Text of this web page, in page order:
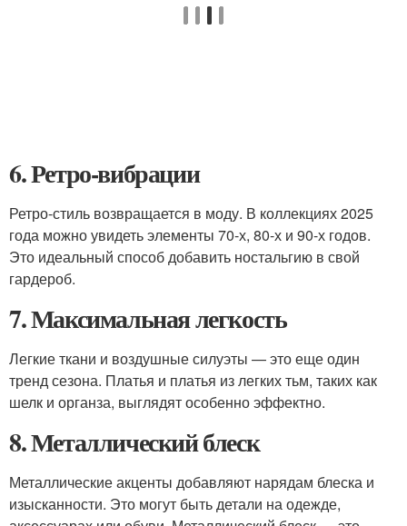
6. Ретро-вибрации
Ретро-стиль возвращается в моду. В коллекциях 2025
года можно увидеть элементы 70-х, 80-х и 90-х годов.
Это идеальный способ добавить ностальгию в свой
гардероб.
7. Максимальная легкость
Легкие ткани и воздушные силуэты — это еще один
тренд сезона. Платья и платья из легких тьм, таких как
шелк и органза, выглядят особенно эффектно.
8. Металлический блеск
Металлические акценты добавляют нарядам блеска и
изысканности. Это могут быть детали на одежде,